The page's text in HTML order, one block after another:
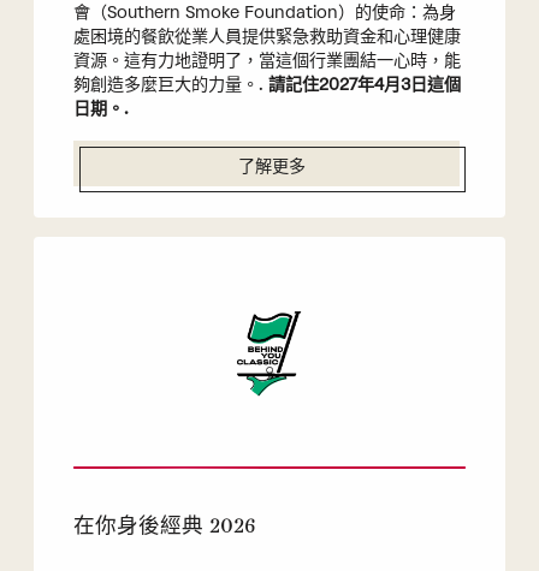
會（Southern Smoke Foundation）的使命：為身
處困境的餐飲從業人員提供緊急救助資金和心理健康
資源。這有力地證明了，當這個行業團結一心時，能
夠創造多麼巨大的力量。. 請記住2027年4月3日這個
日期。.
了解更多
在你身後經典 2026